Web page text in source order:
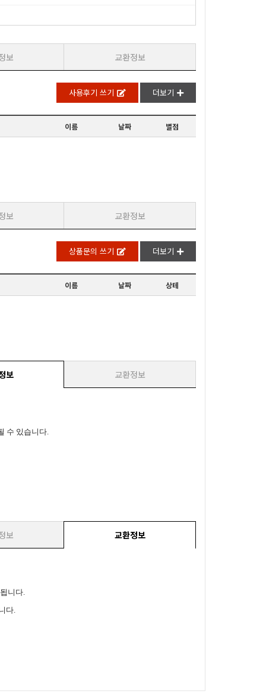
보 교환정보
사용후기 쓰기 더보기
이름 날짜 별점
보 교환정보
상품문의 쓰기 더보기
이름 날짜 상테
보 교환정보
수 있습니다.
보 교환정보
니다.
다.